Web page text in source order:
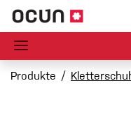
Produkte